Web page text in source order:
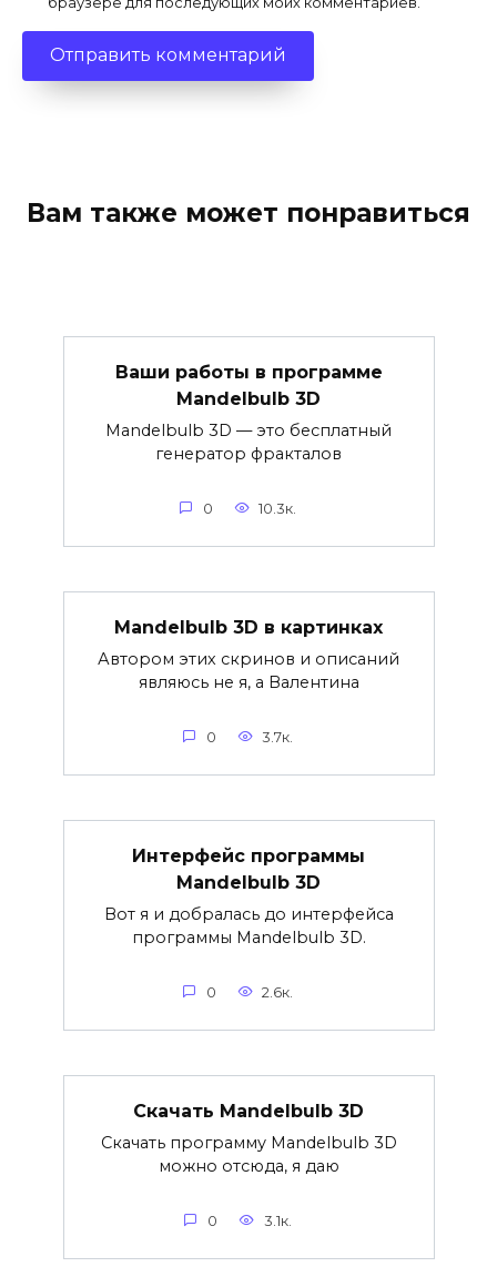
Вам также может понравиться
Ваши работы в программе
Mandelbulb 3D
Mandelbulb 3D — это бесплатный
генератор фракталов
0 10.3к.
Mandelbulb 3D в картинках
Автором этих скринов и описаний
являюсь не я, а Валентина
0 3.7к.
Интерфейс программы
Mandelbulb 3D
Вот я и добралась до интерфейса
программы Mandelbulb 3D.
0 2.6к.
Скачать Mandelbulb 3D
Скачать программу Mandelbulb 3D
можно отсюда, я даю
0 3.1к.